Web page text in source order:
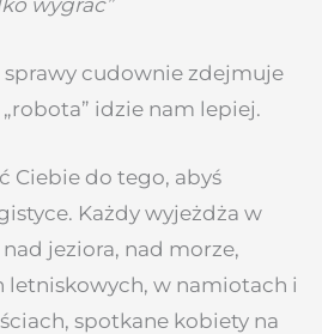
cudownie zdejmuje
idzie nam lepiej.
Ciebie do tego, abyś
Każdy wyjeżdża w
jeziora, nad morze,
letniskowych, w namiotach i
spotkane kobiety na